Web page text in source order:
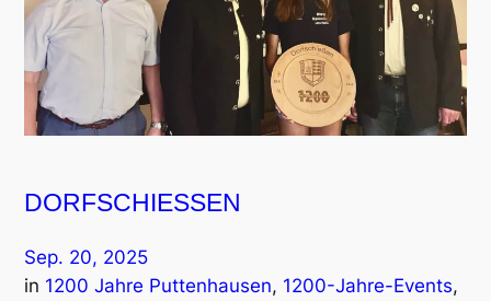
DORFSCHIESSEN
Sep. 20, 2025
in 1200 Jahre Puttenhausen, 1200-Jahre-Events